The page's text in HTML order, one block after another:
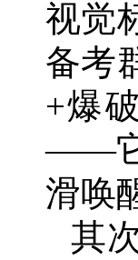
视觉
备考
+爆
——它
滑唤
其